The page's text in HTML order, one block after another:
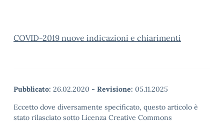
COVID-2019 nuove indicazioni e chiarimenti
Pubblicato: 26.02.2020 - Revisione: 05.11.2025
Eccetto dove diversamente specificato, questo articolo è
stato rilasciato sotto Licenza Creative Commons